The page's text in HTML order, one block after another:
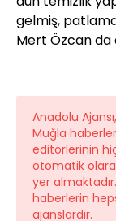
gelmiş,
Mert Özcan da
Anadolu
Muğla
editörlerinin
otomatik
yer
haberlerin
ajanslardır.